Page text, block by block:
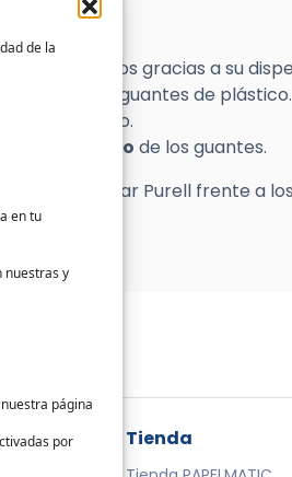
de la
en tu
nuestras y
página
por
de productos gracias a su
que los guantes de plástico.
del producto.
de consumo de los guantes.
de usar Purell frente a
Tienda